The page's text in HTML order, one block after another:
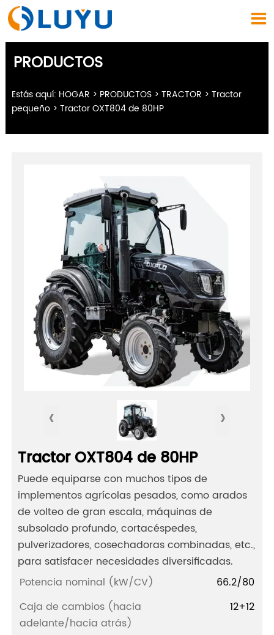

PRODUCTOS
Estás aquí: HOGAR > PRODUCTOS> TRACTOR > Tractor
pequeño> Tractor OXT804 de 80HP
‹ ›
Tractor OXT804 de 80HP
Puede equiparse con muchos tipos de
implementos agrícolas pesados, como arados
de volteo de gran escala, máquinas de
subsolado profundo, cortacéspedes,
pulverizadores, cosechadoras combinadas, etc.,
para satisfacer necesidades diversificadas.
Potencia nominal (kW/CV)
66.2/80
Caja de cambios (hacia
adelante/hacia atrás)
12+12